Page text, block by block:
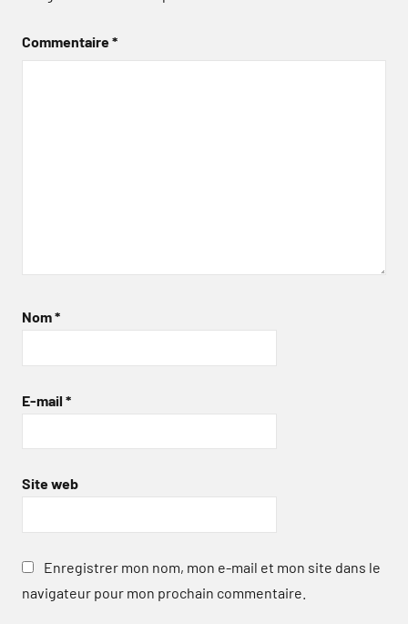
Commentaire*
Nom*
E-mail *
Site web
Enregistrer mon nom, mon e-mail et mon site dans le
navigateur pour mon prochain commentaire.